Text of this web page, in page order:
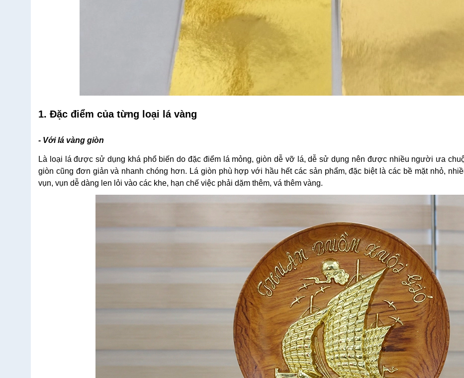
1. Đặc điểm của từng loại lá vàng
- Với lá vàng giòn
Là loại lá được sử dụng khá phổ biến do đặc điểm lá mỏng, giòn dễ vỡ lá, dễ sử dụng nên được nhiều người ưa
giòn cũng đơn giản và nhanh chóng hơn. Lá giòn phù hợp với hầu hết các sản phẩm, đặc biệt là các bề mặt nhỏ,
vụn, vụn dễ dàng len lỏi vào các khe, hạn chế việc phải dặm thêm, vá thêm vàng.